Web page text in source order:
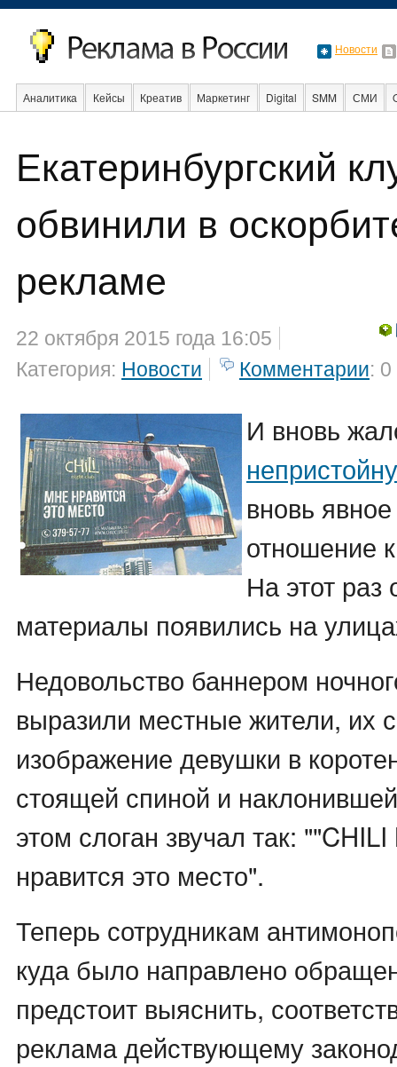
Новости
Аналитика Кейсы Креатив Маркетинг Digital SMM СМИ
Екатеринбургский
обвинили в
рекламе
22 октября 2015 года 16:05
Категория: Новости Комментарии: 0
И вновь
вновь
отношение
На этот раз
материалы появились на
Недовольство баннером
выразили местные жители, их
изображение девушки в
стоящей спиной и
этом слоган звучал так:
нравится это место".
Теперь сотрудникам
куда было направлено
предстоит выяснить,
реклама действующему